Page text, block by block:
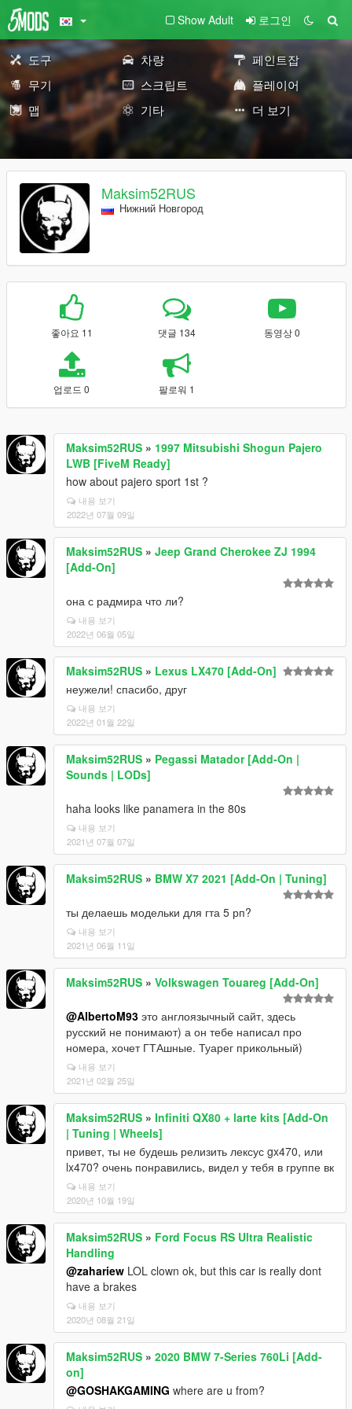
Show Adult 로그인
도구 차량
페인트잡
무기
스크립트
플레이어
맵
기타 더 보기
Maksim52RUS
Нижний Новгород
좋아요 11 댓글 134 동영상 0
업로드 0 팔로워 1
Maksim52RUS » 1997 Mitsubishi Shogun Pajero
LWB [FiveM Ready]
how about pajero sport 1st ?
내용 보기
2022년 07월 09일
Maksim52RUS » Jeep Grand Cherokee ZJ 1994
[Add-On]
она с радмира что ли?
내용 보기
2022년 06월 05일
Maksim52RUS » Lexus LX470 [Add-On]
неужели! спасибо, друг
내용 보기
2022년 01월 22일
Maksim52RUS » Pegassi Matador [Add-On |
Sounds | LODs]
haha looks like panamera in the 80s
내용 보기
2021년 07월 07일
Maksim52RUS » BMW X7 2021 [Add-On | Tuning]
ты делаешь модельки для гта 5 рп?
내용 보기
2021년 06월 11일
Maksim52RUS » Volkswagen Touareg [Add-On]
@AlbertoM93 это англоязычный сайт, здесь
русский не понимают) а он тебе написал про
номера, хочет ГТАшные. Туарег прикольный)
내용 보기
2021년 02월 25일
Maksim52RUS » Infiniti QX80 + larte kits [Add-On
| Tuning | Wheels]
привет, ты не будешь релизить лексус gx470, или
lx470? очень понравились, видел у тебя в группе вк
내용 보기
2020년 10월 19일
Maksim52RUS » Ford Focus RS Ultra Realistic
Handling
@zahariew LOL clown ok, but this car is really dont
have a brakes
내용 보기
2020년 08월 21일
Maksim52RUS » 2020 BMW 7-Series 760Li [Add-
on]
@GOSHAKGAMING where are u from?